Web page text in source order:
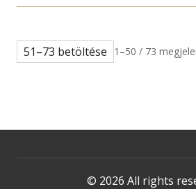
51–73 betöltése 1–50 / 73
© 2026 All rights